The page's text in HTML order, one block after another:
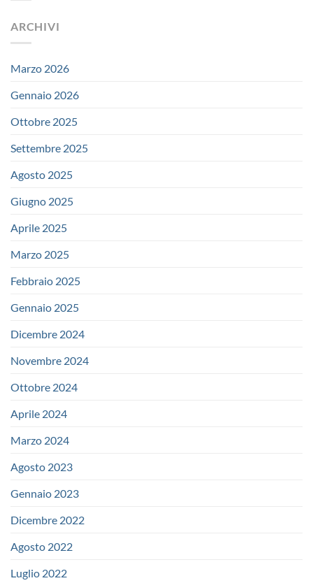
ARCHIVI
Marzo 2026
Gennaio 2026
Ottobre 2025
Settembre 2025
Agosto 2025
Giugno 2025
Aprile 2025
Marzo 2025
Febbraio 2025
Gennaio 2025
Dicembre 2024
Novembre 2024
Ottobre 2024
Aprile 2024
Marzo 2024
Agosto 2023
Gennaio 2023
Dicembre 2022
Agosto 2022
Luglio 2022